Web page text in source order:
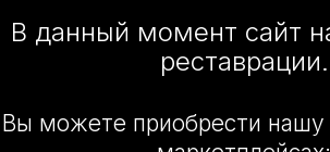
В данный момент сайт
реставрации.
Вы можете приобрести нашу